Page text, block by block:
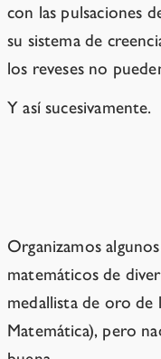
con las pulsaciones
su sistema de
los reveses no
Y así sucesivamente.
Organizamos
matemáticos de
medallista de oro de
Matemática), pero